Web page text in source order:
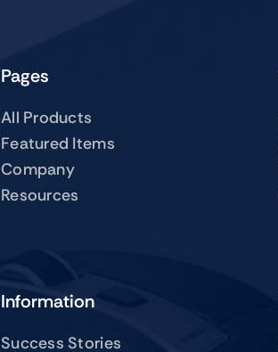
Pages
All Products
Featured Items
Company
Resources
Information
Success Stories